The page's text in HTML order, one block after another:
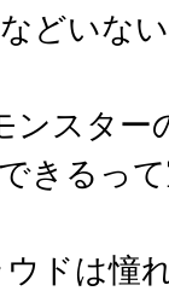
どいな
ンスタ
きるっ
ドは憧